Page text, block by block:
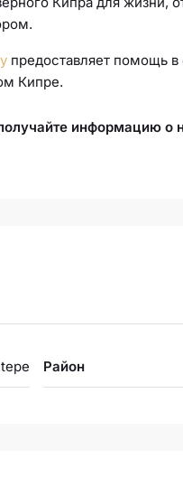
предоставляет помощь
Кипре.
информацию о
Район